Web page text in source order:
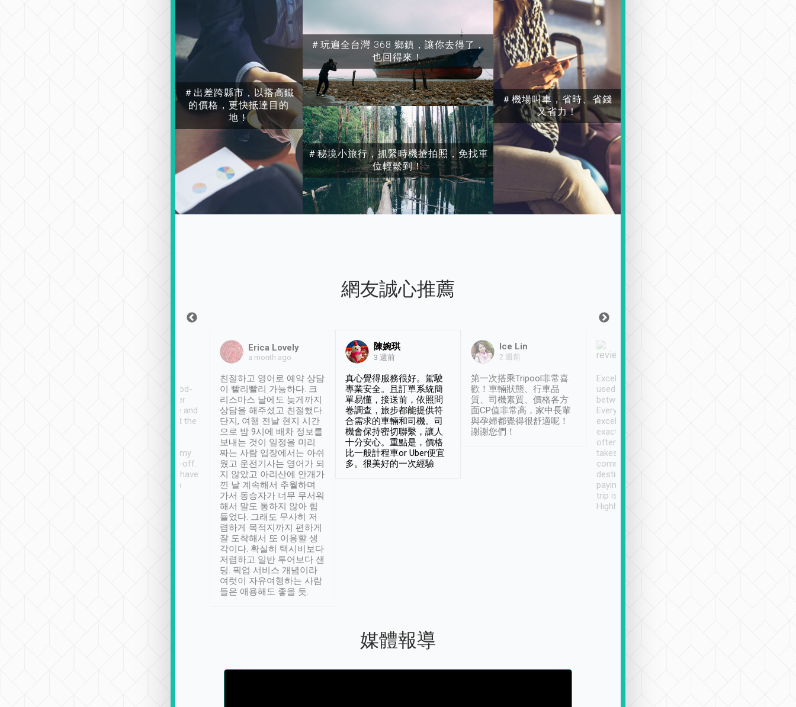
＃出差跨縣市，以搭高鐵
的價格，更快抵達目的
地！
＃玩遍全台灣 368 鄉鎮，讓你去得了，
也回得來！
＃秘境小旅行，抓緊時機搶拍照，免找車
位輕鬆到！
＃機場叫車，省時、省錢
又省力！
網友誠心推薦
service, vehicles in good-
condition and the driver
service was awesome and
thoughtful. Driver went the
have safely arrived at my
destination after drop-off.
Definitely something I have
not seen elsewhere 👍
Erica Lovely
a month ago
친절하고 영어로 예약 상담
이 빨리빨리 가능하다. 크
리스마스 날에도 늦게까지
상담을 해주셨고 친절했다.
단지, 여행 전날 현지 시간
으로 밤 9시에 배차 정보를
보내는 것이 일정을 미리
짜는 사람 입장에서는 아쉬
웠고 운전기사는 영어가 되
지 않았고 아리산에 안개가
낀 날 계속해서 추월하며
가서 동승자가 너무 무서워
해서 말도 통하지 않아 힘
들었다. 그래도 무사히 저
렴하게 목적지까지 편하게
잘 도착해서 또 이용할 생
각이다. 확실히 택시비보다
저렴하고 일반 투어보다 샌
딩. 픽업 서비스 개념이라
여럿이 자유여행하는 사람
들은 애용해도 좋을 듯.
陳婉琪
3 週前
真心覺得服務很好。駕駛
專業安全。且訂單系統簡
單易懂，接送前，依照問
卷調查，旅步都能提供符
合需求的車輛和司機。司
機會保持密切聯繫，讓人
十分安心。重點是，價格
比一般計程車or Uber便宜
多。很美好的一次經驗
Ice Lin
2 週前
第一次搭乘Tripool非常喜
歡！車輛狀態、行車品
質、司機素質、價格各方
面CP值非常高，家中長輩
與孕婦都覺得很舒適呢！
謝謝您們！
Excellent service. We have
used Tripool to travel
between cities in Taiwan.
Every driver has been
excellent and arrives
exactly on time. As there is
often limited English it
takes the difficulty out of
communicating the
destination details and
paying online prior to the
trip is very convenient.
Highly recommended
媒體報導